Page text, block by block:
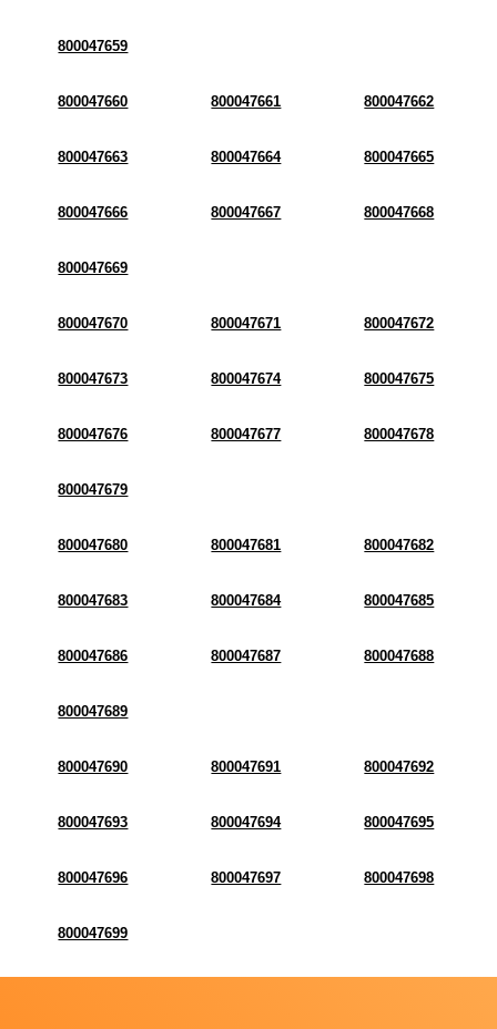
800047659
800047660 800047661 800047662
800047663 800047664 800047665
800047666 800047667 800047668
800047669
800047670 800047671 800047672
800047673 800047674 800047675
800047676 800047677 800047678
800047679
800047680 800047681 800047682
800047683 800047684 800047685
800047686 800047687 800047688
800047689
800047690 800047691 800047692
800047693 800047694 800047695
800047696 800047697 800047698
800047699